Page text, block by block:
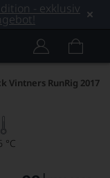
- exklusiv
Vintners RunRig 2017
°C